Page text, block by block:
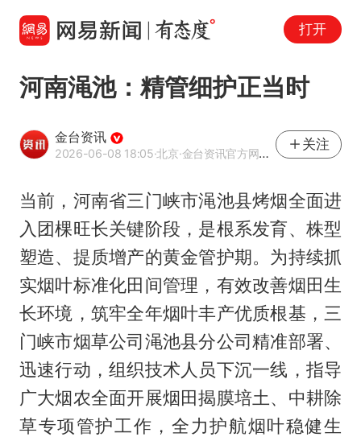
打开
河南渑池：精管细护正当时
金台资讯
2026-06-08 18:05·北京·金台资讯官方网易号
关注
当前，河南省三门峡市渑池县烤烟全面进
入团棵旺长关键阶段，是根系发育、株型
塑造、提质增产的黄金管护期。为持续抓
实烟叶标准化田间管理，有效改善烟田生
长环境，筑牢全年烟叶丰产优质根基，三
门峡市烟草公司渑池县分公司精准部署、
迅速行动，组织技术人员下沉一线，指导
广大烟农全面开展烟田揭膜培土、中耕除
草专项管护工作，全力护航烟叶稳健生